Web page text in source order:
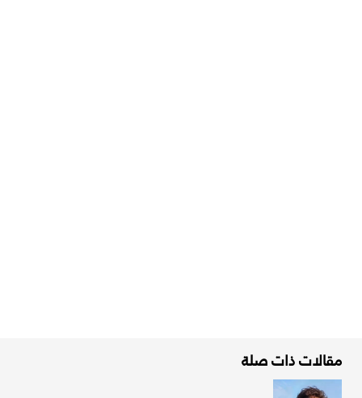
مقالات ذات صلة